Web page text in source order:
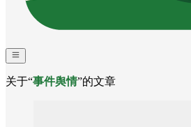
关于“事件舆情”的文章